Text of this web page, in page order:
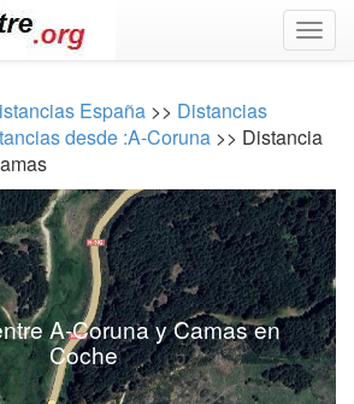
España >> Distancias
desde :A-Coruna >> Distancia
A-Coruna y Camas en
Coche